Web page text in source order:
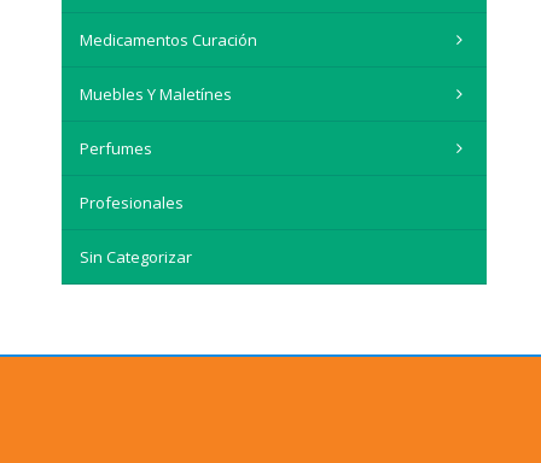
Medicamentos Curación
Muebles Y Maletínes
Perfumes
Profesionales
Sin Categorizar